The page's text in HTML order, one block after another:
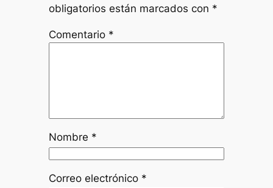
obligatorios están marcados con *
Comentario *
Nombre *
Correo electrónico *